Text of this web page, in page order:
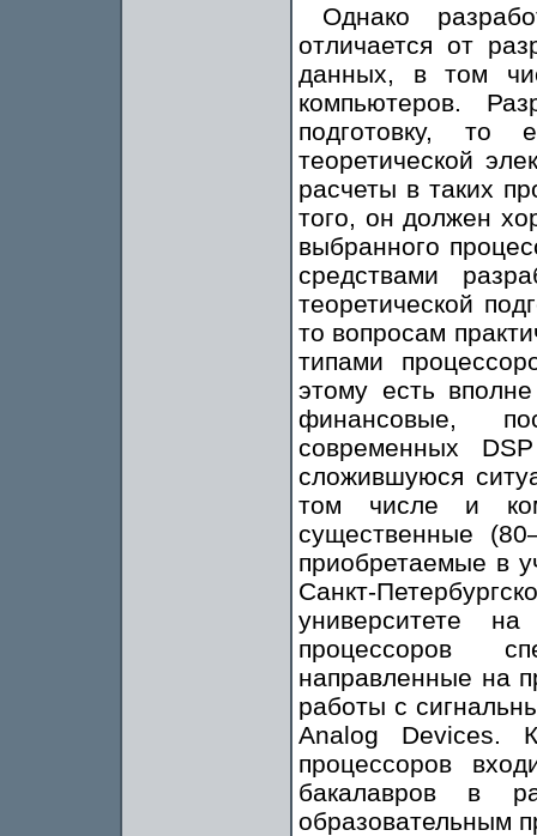
Однако
отличается от
данных, в том
компьютеров.
подготовку, то
теоретической
расчеты в таких
того, он должен
выбранного
средствами
теоретической
то вопросам
типами
этому есть
финансовые,
современных
сложившуюся
том числе и
существенные
приобретаемые в
Санкт-
университете
процессоров
направленные на
работы с
Analog Devices.
процессоров
бакалавров в
образовательным